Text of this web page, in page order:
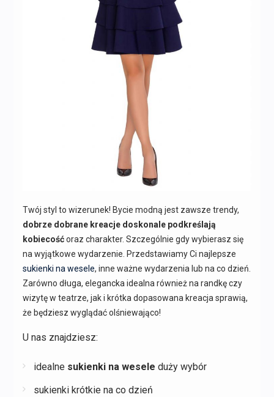
Twój styl to wizerunek! Bycie modną jest zawsze trendy,
dobrze dobrane kreacje doskonale podkreślają
kobiecośćoraz charakter. Szczególnie gdy wybierasz się
na wyjątkowe wydarzenie. Przedstawiamy Ci najlepsze
sukienki na wesele, inne ważne wydarzenia lub na co dzień.
Zarówno długa, elegancka idealna również na randkę czy
wizytę w teatrze, jak i krótka dopasowana kreacja sprawią,
że będziesz wyglądać olśniewająco!
U nas znajdziesz:
idealne sukienki na wesele duży wybór
sukienki krótkie na co dzień